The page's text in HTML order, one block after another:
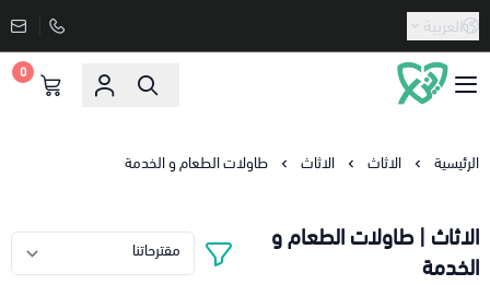
العربية
دنيا الاسعار
0
الرئيسية الاثاث الاثاث طاولات الطعام و الخدمة
الاثاث | طاولات الطعام و
الخدمة